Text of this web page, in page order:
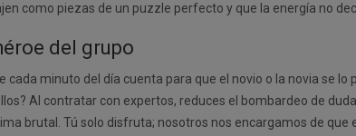
como piezas de un puzzle perfecto y que la energía no
del grupo
minuto del día cuenta para que el novio o la novia se lo
Al contratar con expertos, reduces el bombardeo de
brutal. Tú solo disfruta; nosotros nos encargamos de que